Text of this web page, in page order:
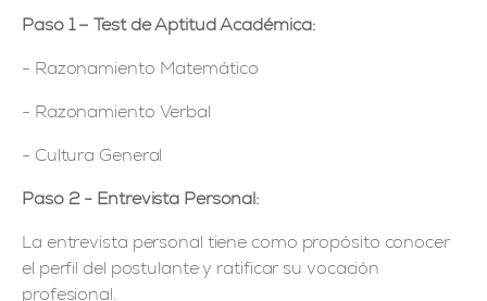
Paso 1 – Test de Aptitud Académica:
- Razonamiento Matemático
- Razonamiento Verbal
- Cultura General
Paso 2 - Entrevista Personal:
La entrevista personal tiene como propósito conocer
el perfil del postulante y ratificar su vocación
profesional.